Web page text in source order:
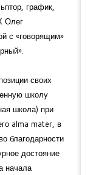
график,
Олег
с «говорящим»
своих
школу
школа) при
alma mater, в
благодарности
достояние
начала